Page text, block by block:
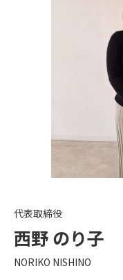
代表取締役
西野 のり子
NORIKO NISHINO